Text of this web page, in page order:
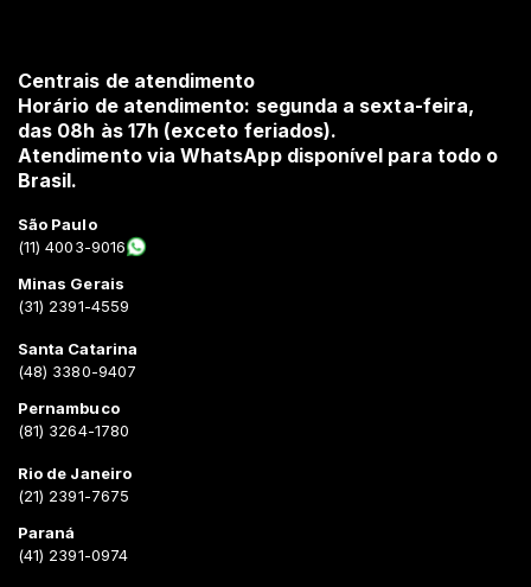
Centrais de atendimento
Horário de atendimento: segunda a sexta-feira,
das 08h às 17h (exceto feriados).
Atendimento via WhatsApp disponível para todo o
Brasil.
São Paulo
(11) 4003-9016
Minas Gerais
(31) 2391-4559
Santa Catarina
(48) 3380-9407
Pernambuco
(81) 3264-1780
Rio de Janeiro
(21) 2391-7675
Paraná
(41) 2391-0974